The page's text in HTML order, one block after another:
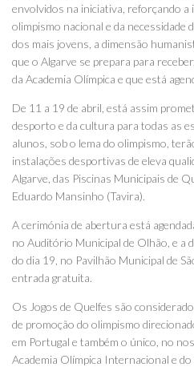
envolvidos na iniciativa, reforçando
olimpismo nacional e da necessidade
dos mais jovens, a dimensão
que o Algarve se prepara para
da Academia Olímpica e que está
De 11 a 19 de abril, está assim
desporto e da cultura para todas as
alunos, sob o lema do olimpismo,
instalações desportivas de eleva
Algarve, das Piscinas Municipais de
Eduardo Mansinho (Tavira).
A cerimónia de abertura está
no Auditório Municipal de Olhão, e a
do dia 19, no Pavilhão Municipal de
entrada gratuita.
Os Jogos de Quelfes são
de promoção do olimpismo
em Portugal e também o único, no
Academia Olímpica Internacional e